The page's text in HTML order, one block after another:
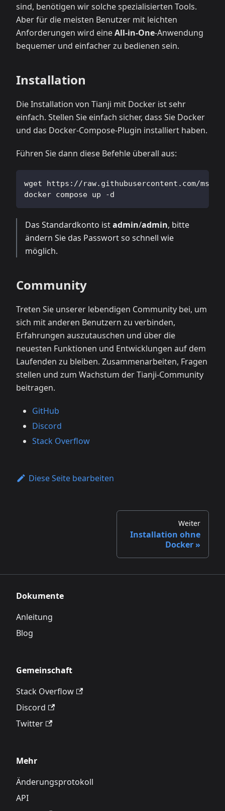
sind, benötigen wir solche spezialisierten Tools.
Aber für die meisten Benutzer mit leichten
Anforderungen wird eineAll-in-One-Anwendung
bequemer und einfacher zu bedienen sein.
Installation
Die Installation von Tianji mit Docker ist sehr
einfach. Stellen Sie einfach sicher, dass Sie Docker
und das Docker-Compose-Plugin installiert haben.
Führen Sie dann diese Befehle überall aus:
wget https://raw.githubusercontent.com/
docker compose up -d
Das Standardkonto istadmin/admin, bitte
ändern Sie das Passwort so schnell wie
möglich.
Community
Treten Sie unserer lebendigen Community bei, um
sich mit anderen Benutzern zu verbinden,
Erfahrungen auszutauschen und über die
neuesten Funktionen und Entwicklungen auf dem
Laufenden zu bleiben. Zusammenarbeiten, Fragen
stellen und zum Wachstum der Tianji-Community
beitragen.
GitHub
Discord
Stack Overflow
Diese Seite bearbeiten
Weiter
Installation ohne
Docker
Dokumente
Anleitung
Blog
Gemeinschaft
Stack Overflow
Discord
Twitter
Mehr
Änderungsprotokoll
API